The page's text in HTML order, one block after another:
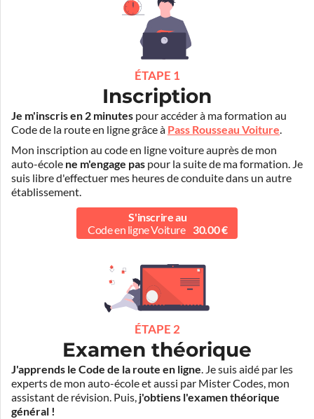
ÉTAPE 1
Inscription
Je m'inscris en 2 minutes pour accéder à ma formation au
Code de la route en ligne grâce à Pass Rousseau Voiture
Mon inscription au code en ligne voiture auprès de mon
auto-école ne m'engage pas pour la suite de ma formation. Je
suis libre d'effectuer mes heures de conduite dans un autre
établissement.
S'inscrire au
Code en ligne Voiture
30.00 €
ÉTAPE 2
Examen théorique
J'apprends le Code de la route en ligne. Je suis aidé par les
experts de mon auto-école et aussi par Mister Codes, mon
assistant de révision. Puis, j'obtiens l'examen théorique
général !